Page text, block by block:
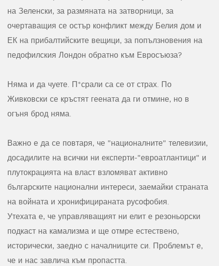
на Зеленски, за размяната на затворници, за
очертаващия се остър конфликт между Белия дом и
ЕК на прибалтийските вещици, за попълзновения на
педофилския Лондон обратно към Евросъюза?
Няма и да чуете. П*срали са се от страх. По
Живковски се кръстят геената да ги отмине, но в
огъня брод няма.
Важно е да се повтаря, че "националните" телевизии,
досадилите на всички ни експерти-"евроатлантици" и
плутокрацията на власт взломяват активно
българските национални интереси, заемайки страната
на войната и хронифицираната русофобия.
Утехата е, че управляващият ни елит е резоньорски
подкаст на камализма и ще отмре естествено,
исторически, заедно с началниците си. Проблемът е,
че и нас завлича към пропастта.